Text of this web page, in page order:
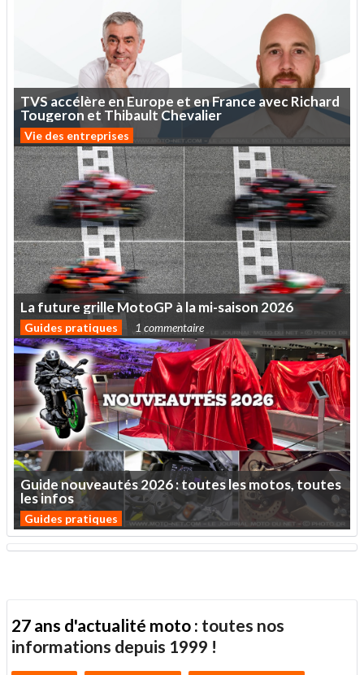
TVSaccélère enEurope et enFrance avecRichard
Tougeron et Thibault Chevalier
Vie des entreprises
Lafuturegrille MotoGP àlami-saison 2026
Guides pratiques 1 commentaire
Guidenouveautés2026:touteslesmotos,toutes
lesinfos
Guides pratiques
27 ans d'actualité moto : toutes nos
informations depuis 1999 !